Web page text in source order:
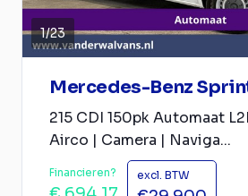
1/23
Mercedes-Benz
215 CDI 150pk Automaat
Airco | Camera | Naviga...
Financieren? excl. BTW